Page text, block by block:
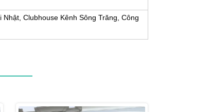
Clubhouse Kênh Sông Trăng, Công